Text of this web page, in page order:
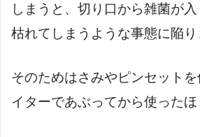
しまうと、切り口から雑菌が
枯れてしまうような事態に陥り
そのためはさみやピンセット
イターであぶってから使ったほ